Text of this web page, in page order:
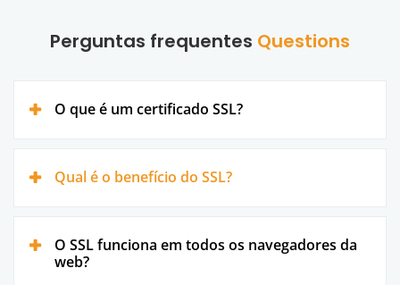
Perguntas frequentes Questions
O que é um certificado SSL?
Qual é o benefício do SSL?
O SSL funciona em todos os navegadores da
web?